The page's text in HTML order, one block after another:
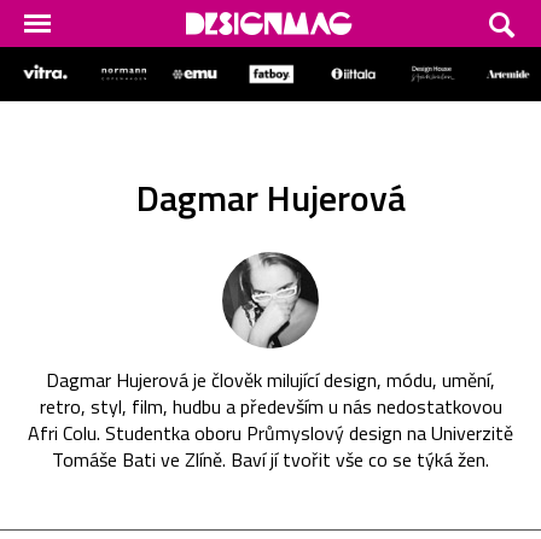
Dagmar Hujerová
Dagmar Hujerová je člověk milující design, módu, umění,
retro, styl, film, hudbu a především u nás nedostatkovou
Afri Colu. Studentka oboru Průmyslový design na Univerzitě
Tomáše Bati ve Zlíně. Baví jí tvořit vše co se týká žen.